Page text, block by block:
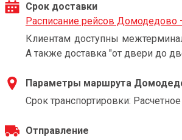
Срок доставки
Расписание рейсов
Клиентам доступны
А также доставка "от двери до
Параметры маршрута
Срок транспортировки:
Отправление